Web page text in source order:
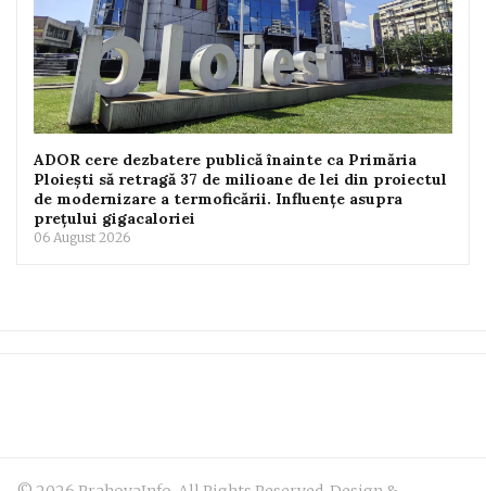
ADOR cere dezbatere publică înainte ca Primăria
Ploiești să retragă 37 de milioane de lei din proiectul
de modernizare a termoficării. Influențe asupra
prețului gigacaloriei
06 August 2026